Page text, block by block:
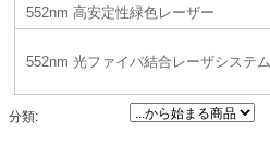
552nm 高安定性緑色レーザー
552nm 光ファイバ結合レーザシステム
分類: